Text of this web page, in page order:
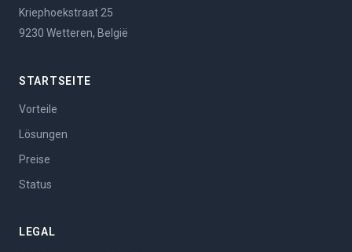
Kriephoekstraat 25
9230 Wetteren, België
STARTSEITE
Vorteile
Lösungen
Preise
Status
LEGAL